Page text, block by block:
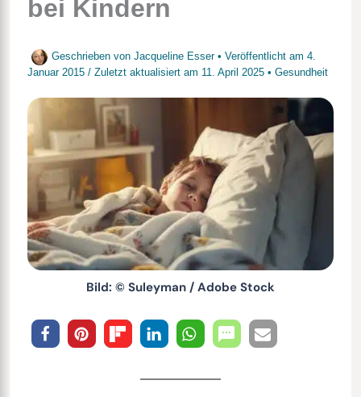
bei Kindern
Geschrieben von Jacqueline Esser • Veröffentlicht am 4.
Januar 2015 / Zuletzt aktualisiert am 11. April 2025• Gesundheit
Bild: © Suleyman / Adobe Stock